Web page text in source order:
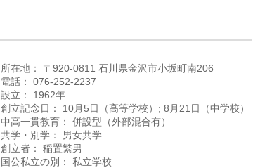
所在地： 〒920-0811 石川県金沢市小坂町南206
電話： 076-252-2237
設立： 1962年
創立記念日： 10月5日（高等学校）; 8月21日（中学校）
中高一貫教育： 併設型（外部混合有）
共学・別学： 男女共学
創立者： 稲置繁男
国公私立の別： 私立学校